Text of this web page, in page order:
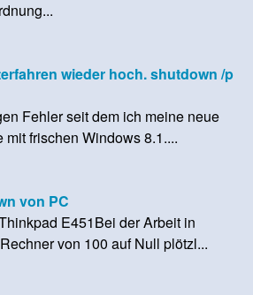
wieder hoch. shutdown /p
Fehler seit dem ich meine neue
frischen Windows 8.1....
von PC
E451Bei der Arbeit in
von 100 auf Null plötzl...